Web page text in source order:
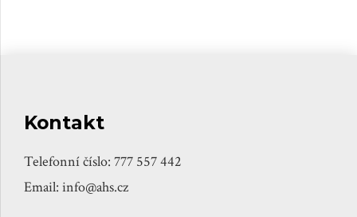
Kontakt
Telefonní číslo: 777 557 442
Email: info@ahs.cz